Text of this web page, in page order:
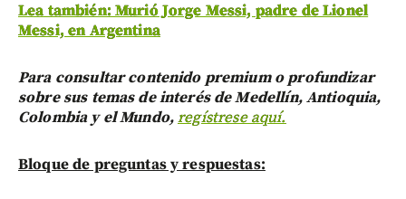
Lea también: Murió Jorge Messi, padre de Lionel
Messi, en Argentina
Para consultar contenido premium o profundizar
sobre sus temas de interés de Medellín, Antioquia,
Colombia y el Mundo,regístrese aquí.
Bloque de preguntas y respuestas: